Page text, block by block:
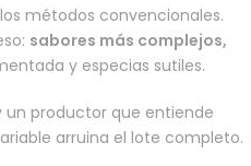
métodos convencionales.
sabores más complejos,
y especias sutiles.
productor que entiende
arruina el lote completo.